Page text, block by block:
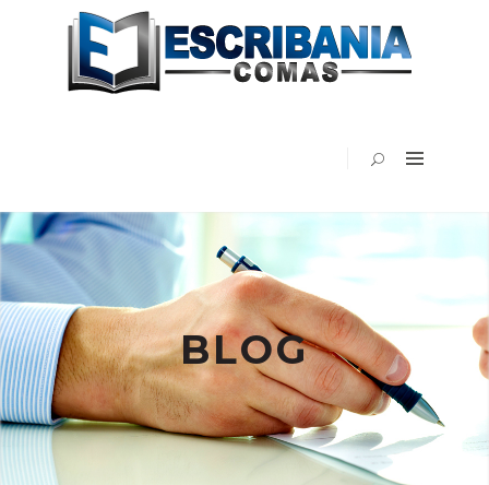
ESCRIBANÍA
VIDEOS
CONTACTO
BLOG